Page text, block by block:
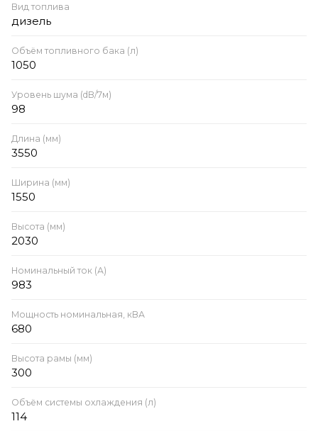
Вид топлива
дизель
Объём топливного бака (л)
1050
Уровень шума (dB/7м)
98
Длина (мм)
3550
Ширина (мм)
1550
Высота (мм)
2030
Номинальный ток (А)
983
Мощность номинальная, кВА
680
Высота рамы (мм)
300
Объём системы охлаждения (л)
114